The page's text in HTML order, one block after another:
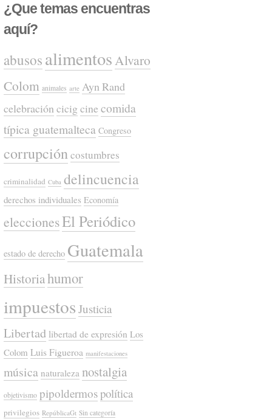
¿Que temas encuentras
aquí?
abusos alimentosAlvaro
Colom animales arte Ayn Rand
celebración cicig cine comida
típica guatemalteca Congreso
corrupcióncostumbres
criminalidad Cuba delincuencia
derechos individuales Economía
eleccionesEl Periódico
estado de derecho Guatemala
Historiahumor
impuestos Justicia
Libertad libertad de expresión Los
Colom Luis Figueroa manifestaciones
música naturaleza nostalgia
objetivismo pipoldermospolítica
privilegios RepúblicaGt Sin categoría